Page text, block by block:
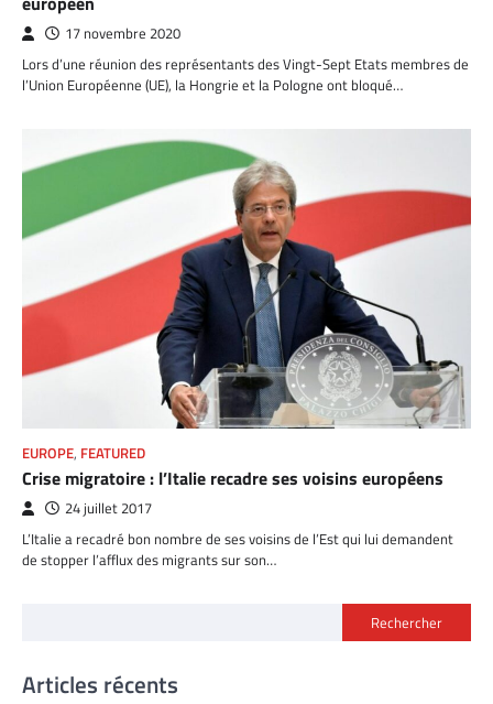
17 novembre 2020
Lors d’une réunion des représentants des Vingt-Sept Etats membres de
l’Union Européenne (UE), la Hongrie et la Pologne ont bloqué…
EUROPE, FEATURED
Crise migratoire : l’Italie recadre ses voisins européens
24 juillet 2017
L’Italie a recadré bon nombre de ses voisins de l’Est qui lui demandent
de stopper l’afflux des migrants sur son…
Rechercher
Articles récents